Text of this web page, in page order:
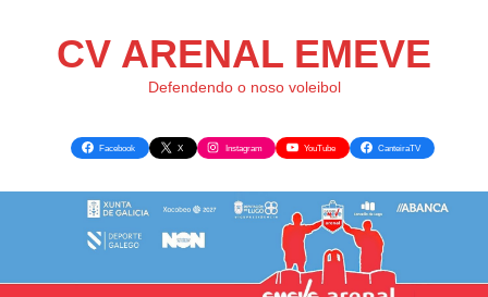
CV ARENAL EMEVE
Defendendo o noso voleibol
Facebook X Instagram YouTube CanteiraTV